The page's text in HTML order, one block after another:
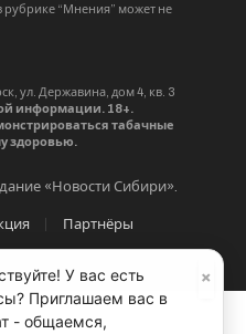
“Мнения” может не
ул. Державина, дом 4, кв. 3
информации. 18+.
табачные
здоровью.
«Новости Сибири».
Партнёры
×
У вас есть
Приглашаем вас в
- общаемся,